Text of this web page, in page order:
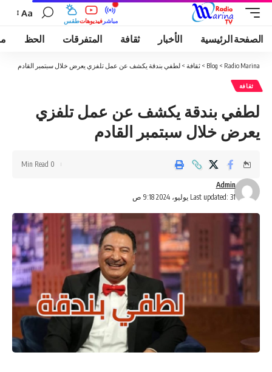
طقسفيديوهات مباشر
Aa
الصفحة الرئيسية الأخبار ثقافة المتفرقات الحظ
Radio Marina
>
Blog
> ثقافة > لطفي بندقة يكشف عن عمل تلفزي يعرض خلال سبتمبر القادم
ثقافة
لطفي بندقة يكشف عن عمل تلفزي
يعرض خلال سبتمبر القادم
Last updated: 31 يوليو، 2024 9:18 ص
Admin
0 Min Read